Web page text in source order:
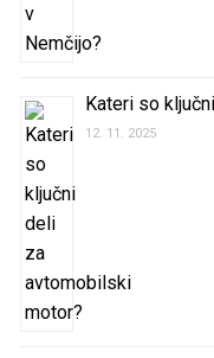
Kateri so
12. 11. 2025